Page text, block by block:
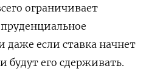
ограничивает
даже если ставка начнет
будут его сдерживать.